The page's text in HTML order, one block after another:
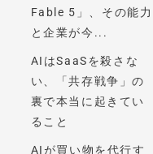
Fable 5」、その能力
と企業が今...
AIはSaaSを殺さな
い、「共存戦争」の
裏で本当に起きてい
ること
AIが買い物を代行す